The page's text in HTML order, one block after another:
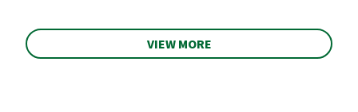
VIEW MORE